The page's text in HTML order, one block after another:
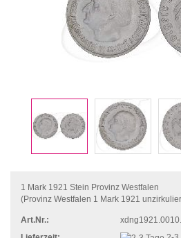
1 Mark 1921 Stein Provinz Westfalen
(Provinz Westfalen 1 Mark 1921
Art.Nr.: